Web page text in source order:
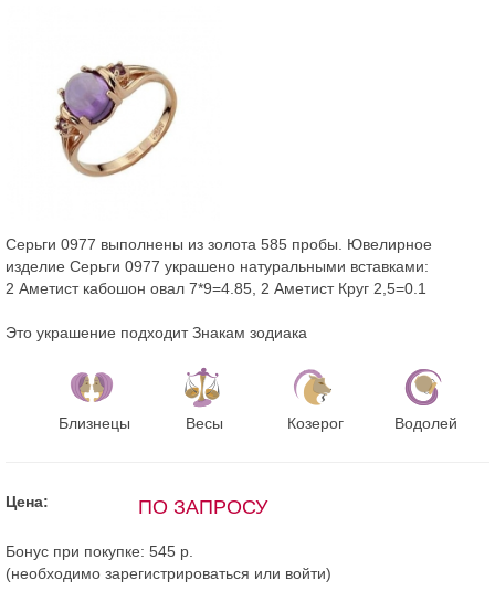
Серьги 0977 выполнены из золота 585 пробы. Ювелирное
изделие Серьги 0977 украшено натуральными вставками:
2 Аметист кабошон овал 7*9=4.85, 2 Аметист Круг 2,5=0.1
Это украшение подходит Знакам зодиака
Близнецы Весы Козерог Водолей
Цена: ПО ЗАПРОСУ
Бонус при покупке: 545 р.
(необходимо зарегистрироваться или войти)